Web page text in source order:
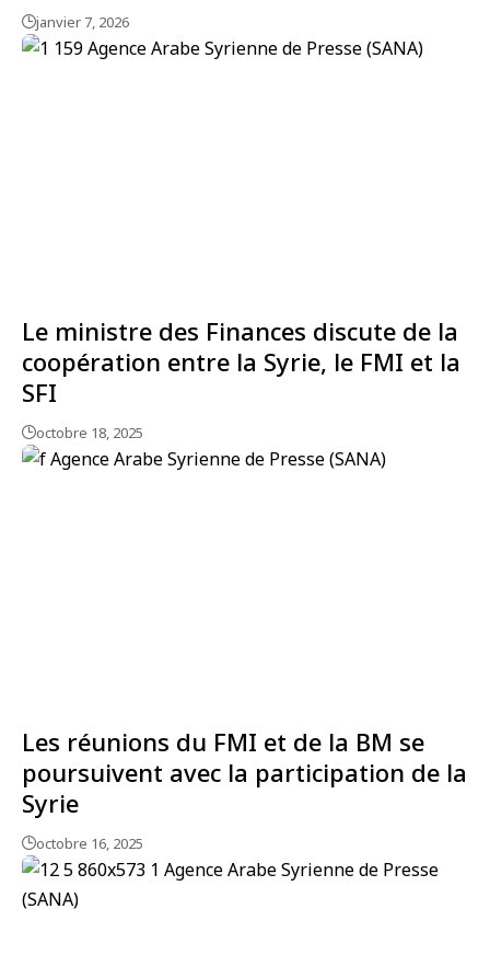
janvier 7, 2026
Le ministre des Finances discute de la
coopération entre la Syrie, le FMI et la
SFI
octobre 18, 2025
Les réunions du FMI et de la BM se
poursuivent avec la participation de la
Syrie
octobre 16, 2025